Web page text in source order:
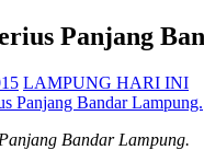
Panjang
LAMPUNG HARI INI
Bandar Lampung.